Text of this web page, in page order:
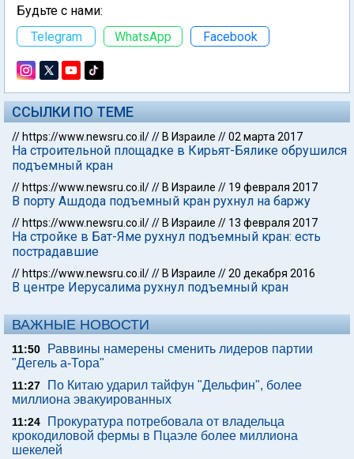
Будьте с нами:
Telegram
WhatsApp Facebook
ССЫЛКИ ПО ТЕМЕ
// https://www.newsru.co.il/// В Израиле //02 марта 2017
На строительной площадке в Кирьят-Бялике обрушился
подъемный кран
// https://www.newsru.co.il/// В Израиле // 19 февраля 2017
В порту Ашдода подъемный кран рухнул на баржу
// https://www.newsru.co.il/// В Израиле // 13 февраля 2017
На стройке в Бат-Яме рухнул подъемный кран: есть
пострадавшие
// https://www.newsru.co.il/// В Израиле //20 декабря 2016
В центре Иерусалима рухнул подъемный кран
ВАЖНЫЕ НОВОСТИ
11:50
Раввины намерены сменить лидеров партии
"Дегель а-Тора"
11:27
По Китаю ударил тайфун "Дельфин", более
миллиона эвакуированных
11:24
Прокуратура потребовала от владельца
крокодиловой фермы в Пцаэле более миллиона
шекелей